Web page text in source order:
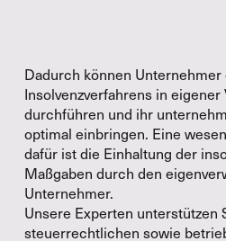
Dadurch können
Insolvenzverfahrens in eigener
durchführen und ihr
optimal einbringen. Eine
dafür ist die Einhaltung der
Maßgaben durch den
Unternehmer.
Unsere Experten unterstützen
steuerrechtlichen sowie